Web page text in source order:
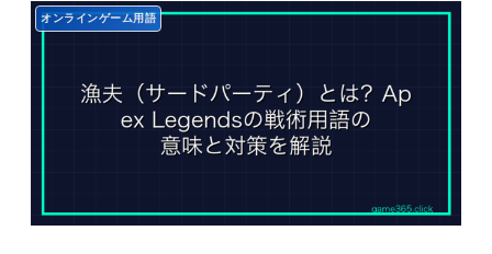
オンラインゲーム用語